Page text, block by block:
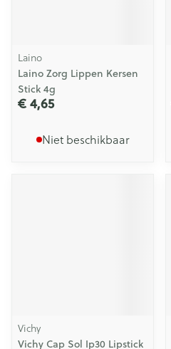
Laino
Laino Zorg Lippen Kersen
Stick 4g
€ 4,65
Niet beschikbaar
Vichy
Vichy Cap Sol Ip30 Lipstick